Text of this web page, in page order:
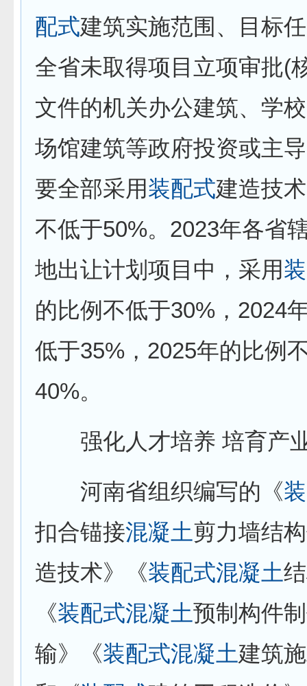
配式建筑实施范围、目标
全省未取得项目立项审批(
文件的机关办公建筑、学
场馆建筑等政府投资或主
要全部采用装配式建造技
不低于50%。2023年各省
地出让计划项目中，采用
的比例不低于30%，2024
低于35%，2025年的比例
40%。
强化人才培养 培育产
河南省组织编写的《
扣合锚接混凝土剪力墙结
造技术》《装配式混凝土
《装配式混凝土预制构件
输》《装配式混凝土建筑